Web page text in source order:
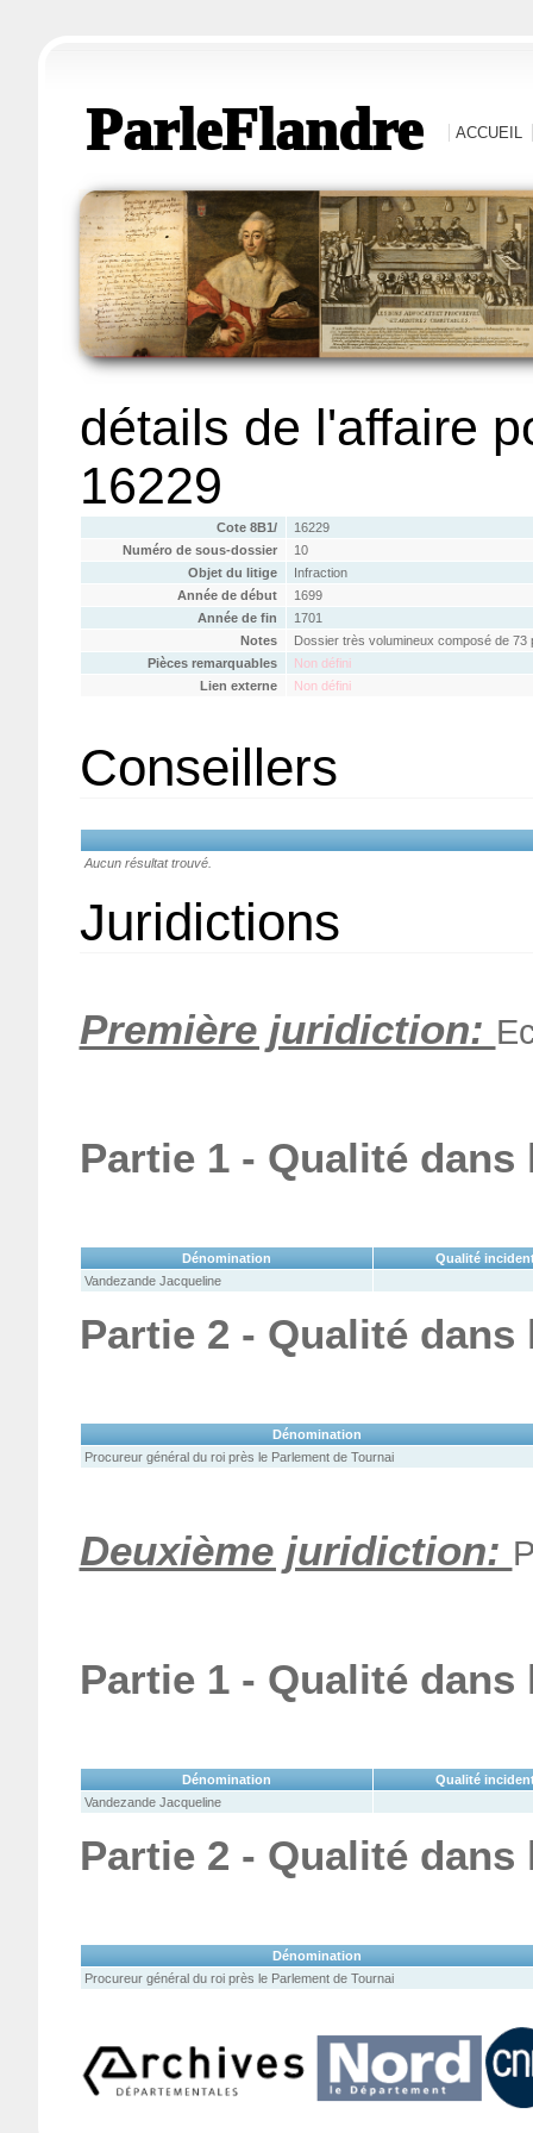
ParleFlandre ACCUEIL
détails de l'affaire
16229
Cote 8B1/
16229
Numéro de sous-dossier
10
Objet du litige
Infraction
Année de début
1699
Année de fin
1701
Notes
Dossier très volumineux composé de
Pièces remarquables
Non défini
Lien externe
Non défini
Conseillers
Aucun résultat trouvé.
Juridictions
Première juridiction:
Partie 1 - Qualité
Dénomination
Qualité
Vandezande Jacqueline
Partie 2 - Qualité
Dénomination
Procureur général du roi près le Parlement de Tournai
Deuxième juridiction:
Partie 1 - Qualité
Dénomination
Qualité
Vandezande Jacqueline
Partie 2 - Qualité
Dénomination
Procureur général du roi près le Parlement de Tournai